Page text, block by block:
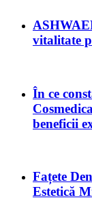
vitalitate
În ce
beneficii
Fațete
Estetică